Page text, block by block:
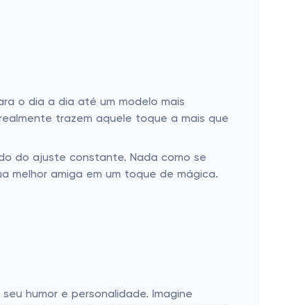
o dia a dia até um modelo mais
trazem aquele toque a mais que
do ajuste constante. Nada como se
melhor amiga em um toque de mágica.
humor e personalidade. Imagine